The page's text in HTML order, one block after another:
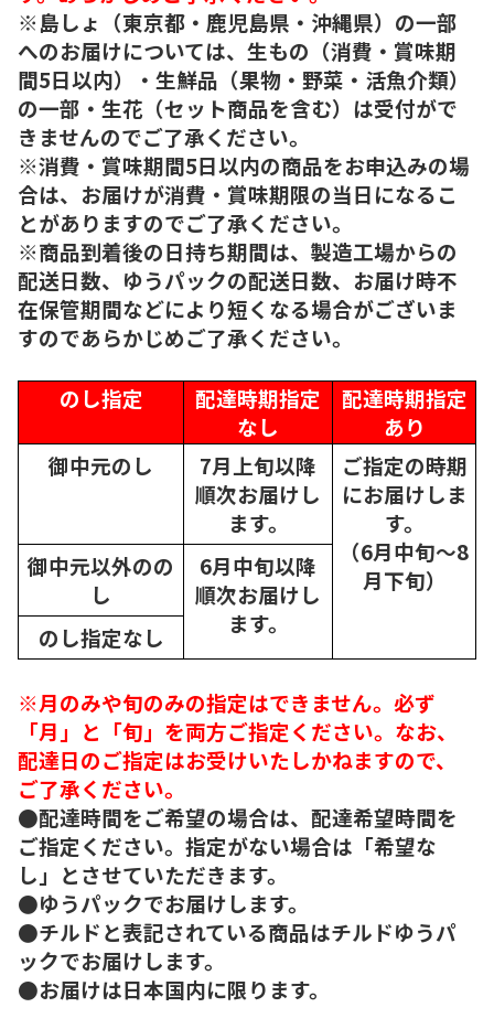
※島しょ（東京都・鹿児島県・沖縄県）の一部
へのお届けについては、生もの（消費・賞味期
間5日以内）・生鮮品（果物・野菜・活魚介類）
の一部・生花（セット商品を含む）は受付がで
きませんのでご了承ください。
※消費・賞味期間5日以内の商品をお申込みの場
合は、お届けが消費・賞味期限の当日になるこ
とがありますのでご了承ください。
※商品到着後の日持ち期間は、製造工場からの
配送日数、ゆうパックの配送日数、お届け時不
在保管期間などにより短くなる場合がございま
すのであらかじめご了承ください。
のし指定
配達時期指定
なし
配達時期指定
あり
御中元のし
7月上旬以降
順次お届けし
ます。
ご指定の時期
にお届けしま
す。
（6月中旬～8
月下旬）
御中元以外のの
し
6月中旬以降
順次お届けし
ます。
のし指定なし
※月のみや旬のみの指定はできません。必ず
「月」と「旬」を両方ご指定ください。なお、
配達日のご指定はお受けいたしかねますので、
ご了承ください。
●配達時間をご希望の場合は、配達希望時間を
ご指定ください。指定がない場合は「希望な
し」とさせていただきます。
●ゆうパックでお届けします。
●チルドと表記されている商品はチルドゆうパ
ックでお届けします。
●お届けは日本国内に限ります。